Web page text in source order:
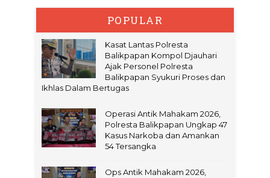
POPULAR
Kasat Lantas Polresta
Balikpapan Kompol Djauhari
Ajak Personel Polresta
Balikpapan Syukuri Proses dan
Ikhlas Dalam Bertugas
Operasi Antik Mahakam 2026,
Polresta Balikpapan Ungkap 47
Kasus Narkoba dan Amankan
54 Tersangka
Ops Antik Mahakam 2026,